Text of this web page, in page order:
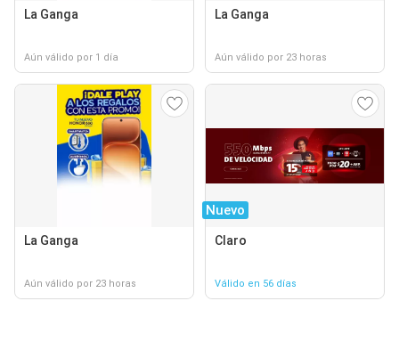
La Ganga
Aún válido por 1 día
La Ganga
Aún válido por 23 horas
La Ganga
Aún válido por 23 horas
Nuevo
Claro
Válido en 56 días